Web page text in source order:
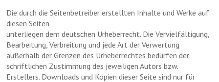
Die durch die Seitenbetreiber erstellten Inhalte und Werke auf
diesen Seiten
unterliegen dem deutschen Urheberrecht. Die Vervielfältigung,
Bearbeitung, Verbreitung und jede Art der Verwertung
außerhalb der Grenzen des Urheberrechtes bedürfen der
schriftlichen Zustimmung des jeweiligen Autors bzw.
Erstellers. Downloads und Kopien dieser Seite sind nur für